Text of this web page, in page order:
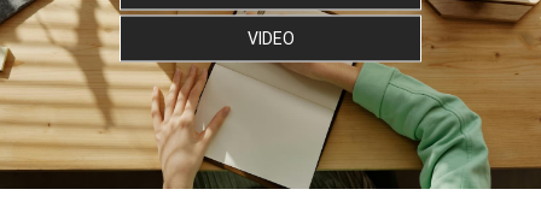
VIDEO